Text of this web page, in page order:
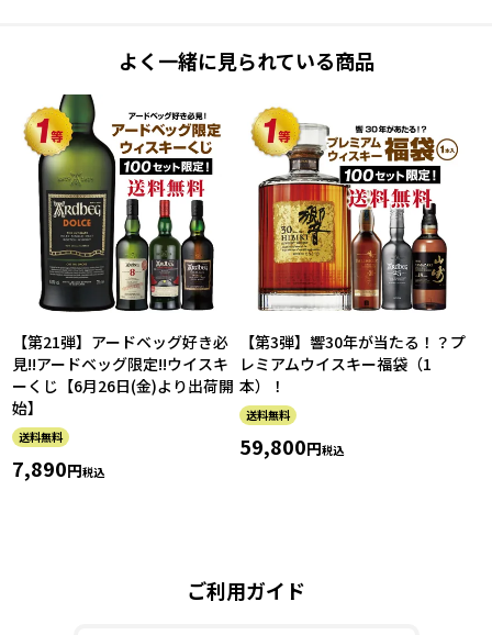
よく一緒に見られている商品
【第21弾】アードベッグ好き必
見!!アードベッグ限定!!ウイスキ
ーくじ【6月26日(金)より出荷開
始】
送料無料
7,890 税込
【第3弾】響30年が当たる！？プ
レミアムウイスキー福袋（1
本）！
送料無料
59,800 税込
ご利用ガイド